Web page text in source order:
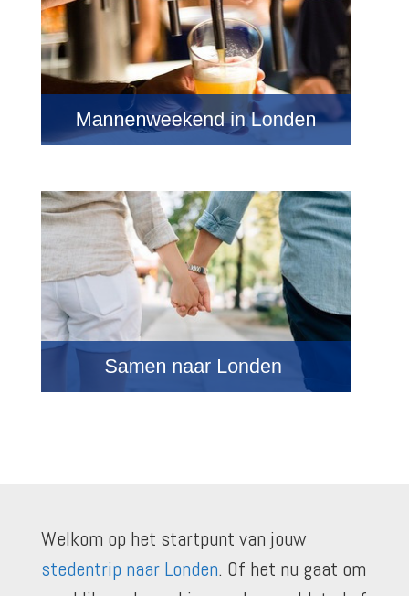
Welkom op het startpunt van jouw
stedentrip naar Londen. Of het nu gaat om